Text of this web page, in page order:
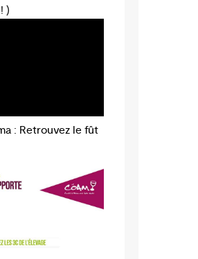
)
: Retrouvez le fût